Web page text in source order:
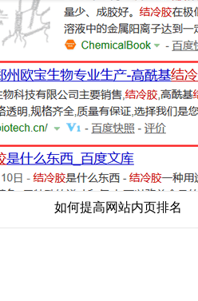
如何提高网站内页排名